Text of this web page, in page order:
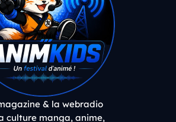
& la webradio
culture manga, anime,